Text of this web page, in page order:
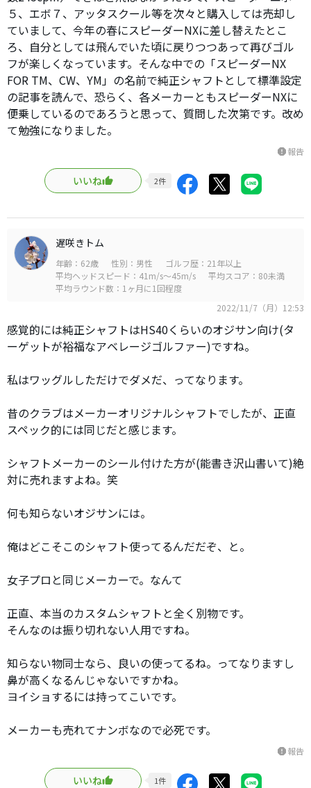
５、エボ７、アッタスクール等を次々と購入しては売却し
ていまして、今年の春にスピーダーNXに差し替えたとこ
ろ、自分としては飛んでいた頃に戻りつつあって再びゴル
フが楽しくなっています。そんな中での「スピーダーNX
FOR TM、CW、YM」の名前で純正シャフトとして標準設定
の記事を読んで、恐らく、各メーカーともスピーダーNXに
便乗しているのであろうと思って、質問した次第です。改め
て勉強になりました。
report報告
いいね 2件
遅咲きトム
年齢：62歳 性別：男性
ゴルフ歴：21年以上
平均ヘッドスピード：41m/s～45m/s
平均スコア：80未満
平均ラウンド数：1ヶ月に1回程度
2022/11/7（月）12:53
感覚的には純正シャフトはHS40くらいのオジサン向け(タ
ーゲットが裕福なアベレージゴルファー)ですね。
私はワッグルしただけでダメだ、ってなります。
昔のクラブはメーカーオリジナルシャフトでしたが、正直
スペック的には同じだと感じます。
シャフトメーカーのシール付けた方が(能書き沢山書いて)絶
対に売れますよね。笑
何も知らないオジサンには。
俺はどこそこのシャフト使ってるんだだぞ、と。
女子プロと同じメーカーで。なんて
正直、本当のカスタムシャフトと全く別物です。
そんなのは振り切れない人用ですね。
知らない物同士なら、良いの使ってるね。ってなりますし
鼻が高くなるんじゃないですかね。
ヨイショするには持ってこいです。
メーカーも売れてナンボなので必死です。
report報告
いいね 1件